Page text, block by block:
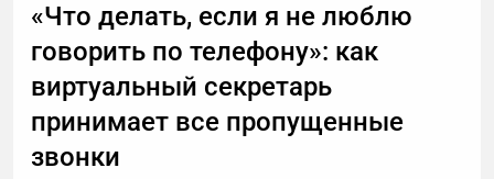
«Что делать, если я не люблю
говорить по телефону»: как
виртуальный секретарь
принимает все пропущенные
звонки